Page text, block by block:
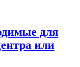
для
или